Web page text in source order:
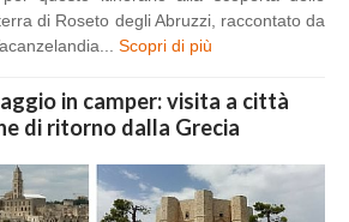
di Roseto degli Abruzzi, raccontato da
Scopri di più
in camper: visita a città
di ritorno dalla Grecia